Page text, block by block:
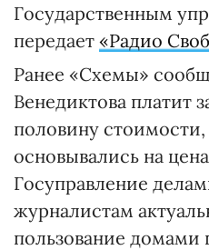
Государственным
передает «Радио
Ранее «Схемы»
Венедиктова платит
половину
основывались на
Госуправление
журналистам
пользование домами